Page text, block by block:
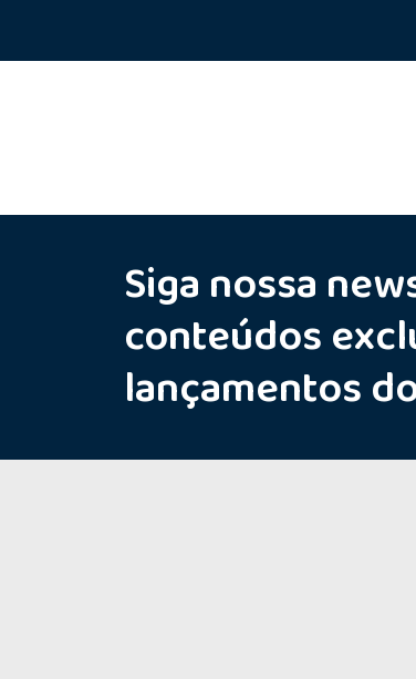
Siga nossa
conteúdos
lançamentos